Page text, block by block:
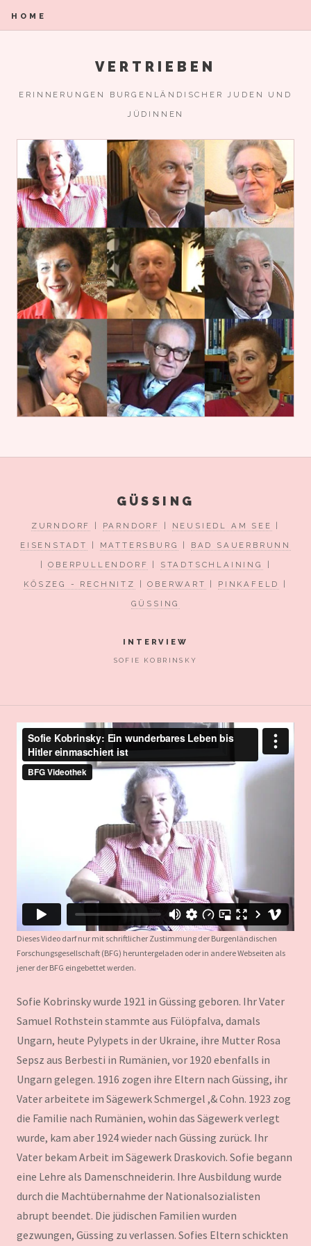
HOME
VERTRIEBEN
ERINNERUNGEN BURGENLÄNDISCHER JUDEN UND
JÜDINNEN
GÜSSING
ZURNDORF | PARNDORF | NEUSIEDL AM SEE
|
EISENSTADT
| MATTERSBURG | BAD SAUERBRUNN
|OBERPULLENDORF | STADTSCHLAINING
|
KŐSZEG - RECHNITZ
|OBERWART | PINKAFELD
|
GÜSSING
INTERVIEW
SOFIE KOBRINSKY
Dieses Video darf nur mit schriftlicher Zustimmung der Burgenländischen
Forschungsgesellschaft (BFG) heruntergeladen oder in andere Webseiten als
jener der BFG eingebettet werden.
Sofie Kobrinsky wurde 1921 in Güssing geboren. Ihr Vater
Samuel Rothstein stammte aus Fülöpfalva, damals
Ungarn, heute Pylypets in der Ukraine, ihre Mutter Rosa
Sepsz aus Berbesti in Rumänien, vor 1920 ebenfalls in
Ungarn gelegen. 1916 zogen ihre Eltern nach Güssing, ihr
Vater arbeitete im Sägewerk Schmergel ,& Cohn. 1923 zog
die Familie nach Rumänien, wohin das Sägewerk verlegt
wurde, kam aber 1924 wieder nach Güssing zurück. Ihr
Vater bekam Arbeit im Sägewerk Draskovich. Sofie begann
eine Lehre als Damenschneiderin. Ihre Ausbildung wurde
durch die Machtübernahme der Nationalsozialisten
abrupt beendet. Die jüdischen Familien wurden
gezwungen, Güssing zu verlassen. Sofies Eltern schickten